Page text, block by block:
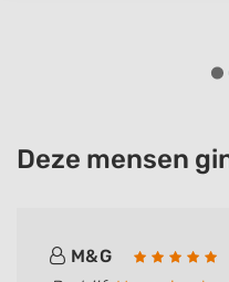
Deze mensen
M&G